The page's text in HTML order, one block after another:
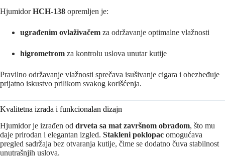
HjumidorHCH-138 opremljen je:
ugrađenim ovlaživačem za održavanje optimalne vlažnosti
higrometrom za kontrolu uslova unutar kutije
Pravilno održavanje vlažnosti sprečava isušivanje cigara i obezbeđuje
prijatno iskustvo prilikom svakog korišćenja.
Kvalitetna izrada i funkcionalan dizajn
Hjumidor je izrađen od drveta sa mat završnom obradom, što mu
daje prirodan i elegantan izgled. Stakleni poklopac omogućava
pregled sadržaja bez otvaranja kutije, čime se dodatno čuva stabilnost
unutrašnjih uslova.